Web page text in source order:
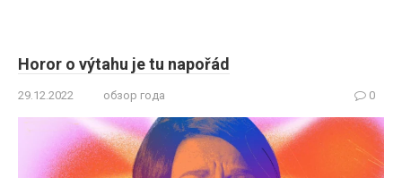
Horor o výtahu je tu napořád
29.12.2022 обзор года 0